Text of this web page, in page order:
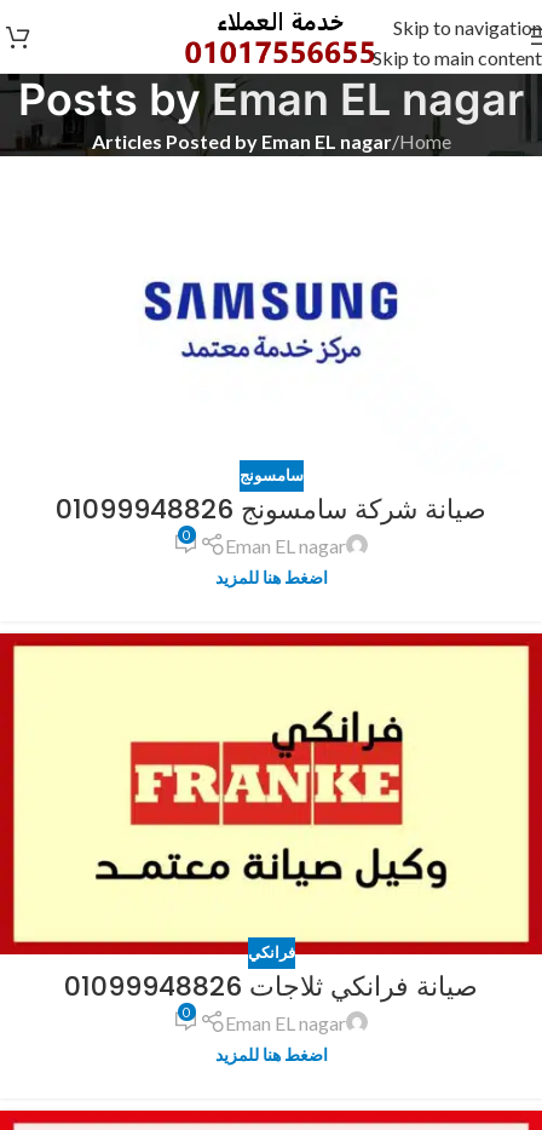
Skip to navigation
Skip to main content
Posts byEman EL nagar
Home
/
Articles Posted by Eman EL nagar
سامسونج
صيانة شركة سامسونج 01099948826
Eman EL nagar
0
اضغط هنا للمزيد
فرانكي
صيانة فرانكي ثلاجات 01099948826
Eman EL nagar
0
اضغط هنا للمزيد